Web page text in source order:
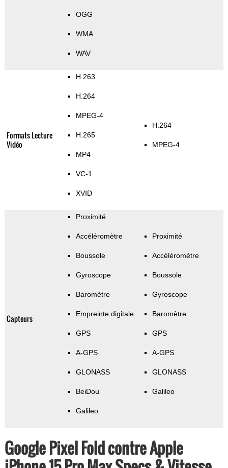
OGG
WMA
WAV
Formats Lecture
Vidéo
H.263
H.264
MPEG-4
H.265
MP4
VC-1
XVID
H.264
MPEG-4
Capteurs
Proximité
Accéléromètre
Boussole
Gyroscope
Baromètre
Empreinte digitale
GPS
A-GPS
GLONASS
BeiDou
Galileo
Proximité
Accéléromètre
Boussole
Gyroscope
Baromètre
GPS
A-GPS
GLONASS
Galileo
Google Pixel Fold contre Apple